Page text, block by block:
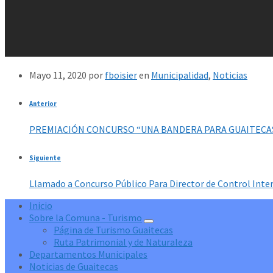
Mayo 11, 2020 por fboisieren Municipalidad, Noticias
Anterior
PREMIACIÓN CONCURSO “UNA BANDERA PARA
Siguiente
Llamado a Concurso Público Para Director de Control
Inicio
Sobre la Comuna - Turismo
Página de Turismo Guaitecas
Ruta Patrimonial y de Naturaleza
Departamentos Municipales
Noticias de Guaitecas